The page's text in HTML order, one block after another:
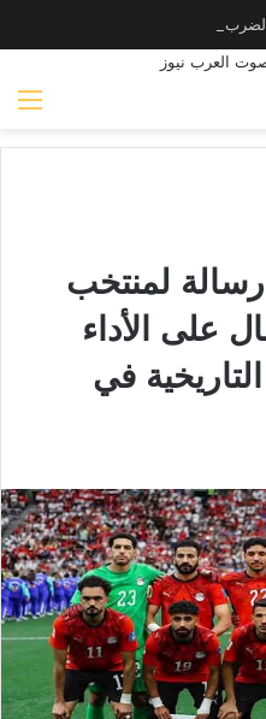
لمنتخب
على الأداء
التاريخية في